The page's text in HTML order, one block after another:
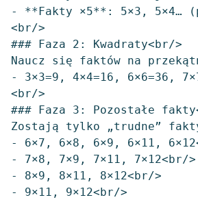
- **Fakty ×5**: 5×3, 5×4…
<br/>
### Faza 2: Kwadraty<br/>
Naucz się faktów na
- 3×3=9, 4×4=16, 6×6=36,
<br/>
### Faza 3: Pozostałe
Zostają tylko „trudne”
- 6×7, 6×8, 6×9, 6×11,
- 7×8, 7×9, 7×11, 7×12<br/>
- 8×9, 8×11, 8×12<br/>
- 9×11, 9×12<br/>